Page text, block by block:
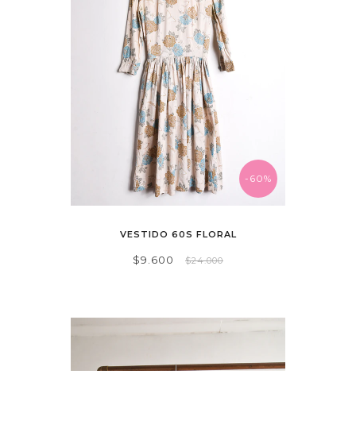
-60%
VESTIDO 60S FLORAL
$9.600 $24.000